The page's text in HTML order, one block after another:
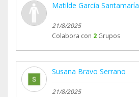
Matilde García Santamaría
21/8/2025
Colabora con 2 Grupos
Susana Bravo Serrano
21/8/2025